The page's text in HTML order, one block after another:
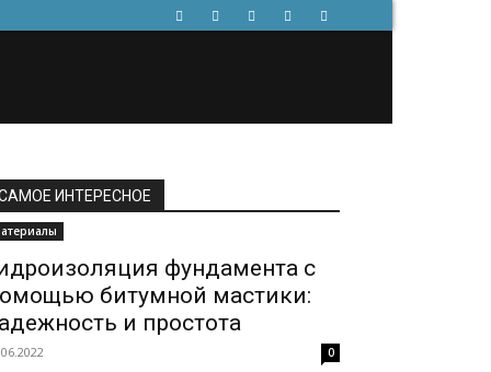
ИНТЕРЕСНОЕ
фундамента с
битумной мастики:
и простота
0